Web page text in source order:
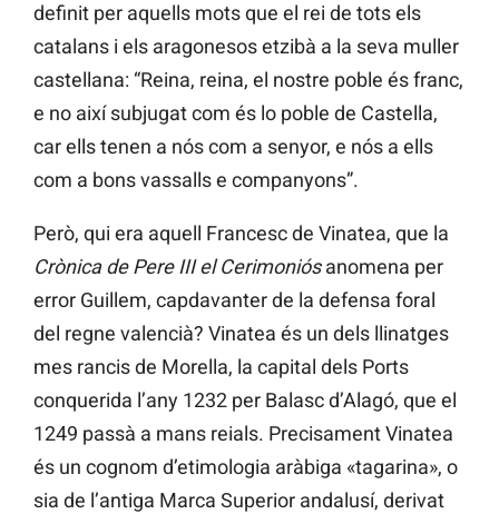
definit per aquells mots que el rei de tots els
catalans i els aragonesos etzibà a la seva muller
castellana: “Reina, reina, el nostre poble és franc,
e no així subjugat com és lo poble de Castella,
car ells tenen a nós com a senyor, e nós a ells
com a bons vassalls e companyons”.
Però, qui era aquell Francesc de Vinatea, que la
Crònica de Pere III el Cerimoniósanomena per
error Guillem, capdavanter de la defensa foral
del regne valencià? Vinatea és un dels llinatges
mes rancis de Morella, la capital dels Ports
conquerida l’any 1232 per Balasc d’Alagó, que el
1249 passà a mans reials. Precisament Vinatea
és un cognom d’etimologia aràbiga «tagarina», o
sia de l’antiga Marca Superior andalusí, derivat